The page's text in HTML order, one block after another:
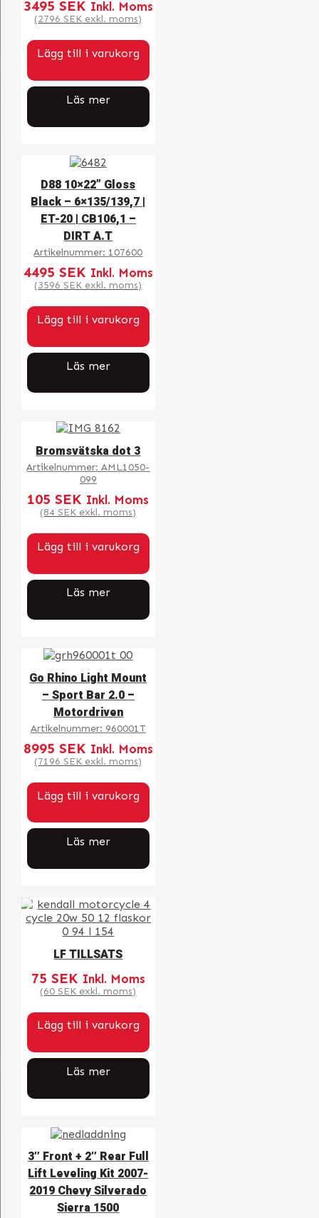
3495 SEK Inkl. Moms
(2796 SEK exkl. moms)
Lägg till i varukorg
Läs mer
D88 10×22” Gloss
Black – 6×135/139,7 |
ET-20 | CB106,1 –
DIRT A.T
Artikelnummer: 107600
4495 SEK Inkl. Moms
(3596 SEK exkl. moms)
Lägg till i varukorg
Läs mer
Bromsvätska dot 3
Artikelnummer:AML1050-
099
105 SEK Inkl. Moms
(84 SEK exkl. moms)
Lägg till i varukorg
Läs mer
Go Rhino Light Mount
– Sport Bar 2.0 –
Motordriven
Artikelnummer: 960001T
8995 SEK Inkl. Moms
(7196 SEK exkl. moms)
Lägg till i varukorg
Läs mer
LF TILLSATS
75 SEK Inkl. Moms
(60 SEK exkl. moms)
Lägg till i varukorg
Läs mer
3″ Front + 2″ Rear Full
Lift Leveling Kit 2007-
2019 Chevy Silverado
Sierra 1500